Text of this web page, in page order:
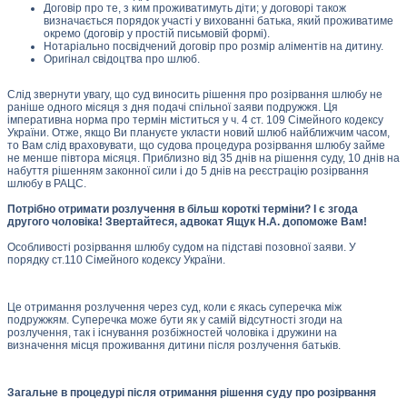
Договір про те, з ким проживатимуть діти; у договорі також
визначається порядок участі у вихованні батька, який проживатиме
окремо (договір у простій письмовій формі).
Нотаріально посвідчений договір про розмір аліментів на дитину.
Оригінал свідоцтва про шлюб.
Слід звернути увагу, що суд виносить рішення про розірвання шлюбу не
раніше одного місяця з дня подачі спільної заяви подружжя. Ця
імперативна норма про термін міститься у ч. 4 ст. 109 Сімейного кодексу
України. Отже, якщо Ви плануєте укласти новий шлюб найближчим часом,
то Вам слід враховувати, що судова процедура розірвання шлюбу займе
не менше півтора місяця. Приблизно від 35 днів на рішення суду, 10 днів на
набуття рішенням законної сили і до 5 днів на реєстрацію розірвання
шлюбу в РАЦС.
Потрібно отримати розлучення в більш короткі терміни? І є згода
другого чоловіка! Звертайтеся, адвокат Ящук Н.А. допоможе Вам!
Особливості розірвання шлюбу судом на підставі позовної заяви. У
порядку ст.110 Сімейного кодексу України.
Це отримання розлучення через суд, коли є якась суперечка між
подружжям. Суперечка може бути як у самій відсутності згоди на
розлучення, так і існування розбіжностей чоловіка і дружини на
визначення місця проживання дитини після розлучення батьків.
Загальне в процедурі після отримання рішення суду про розірвання